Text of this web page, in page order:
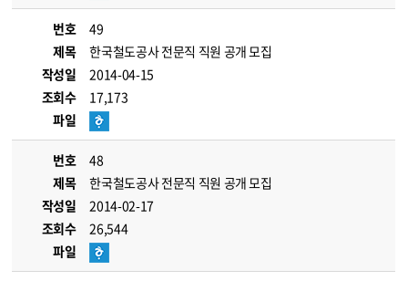
번호
49
제목
한국철도공사 전문직 직원 공개 모집
작성일
2014-04-15
조회수
17,173
파일
번호
48
제목
한국철도공사 전문직 직원 공개 모집
작성일
2014-02-17
조회수
26,544
파일